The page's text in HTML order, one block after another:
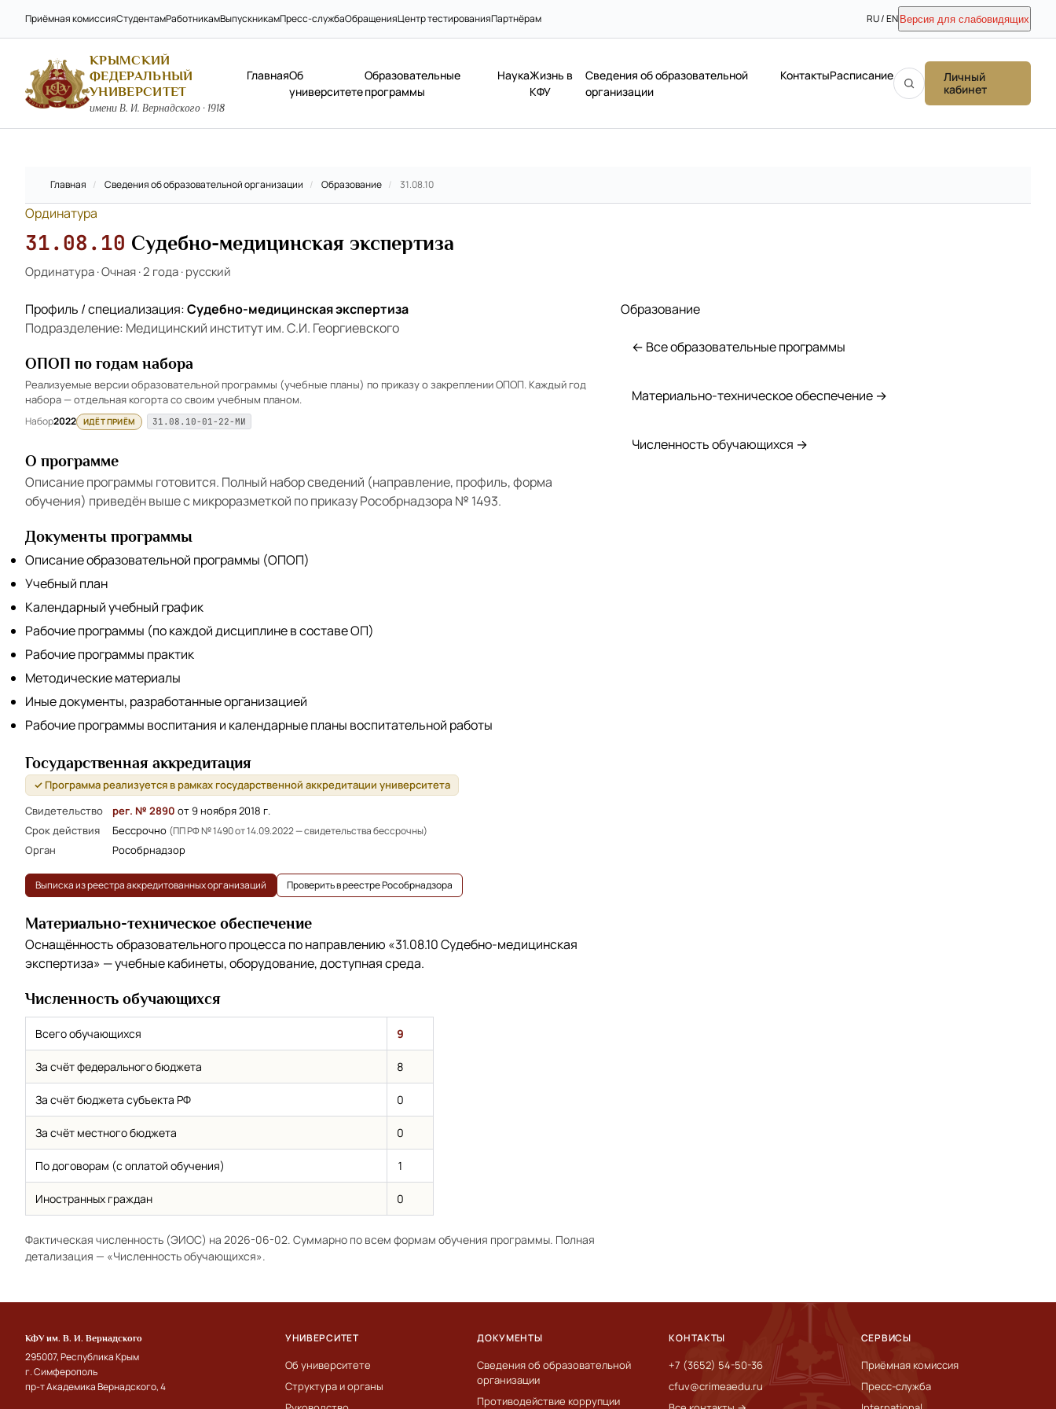
Приёмная комиссияСтудентамРаботникамВыпускникамПресс-службаОбращенияЦентр тестированияПартнёрам RU / EN Версия для слабовидящих
КРЫМСКИЙ
ФЕДЕРАЛЬНЫЙ
УНИВЕРСИТЕТ
имени В. И. Вернадского · 1918
ГлавнаяОб
университете
Образовательные
программы
НаукаЖизнь в
КФУ
Сведения об образовательной
организации
КонтактыРасписание
Личный
кабинет
Главная / Сведения об образовательной организации / Образование / 31.08.10
Ординатура
31.08.10 Судебно-медицинская экспертиза
Ординатура·Очная·2 года·русский
Профиль / специализация:Судебно-медицинская экспертиза
Подразделение: Медицинский институт им. С.И. Георгиевского
ОПОП по годам набора
Реализуемые версии образовательной программы (учебные планы) по приказу о закреплении ОПОП. Каждый год
набора — отдельная когорта со своим учебным планом.
Набор2022 ИДЁТ ПРИЁМ 31.08.10-01-22-МИ
О программе
Описание программы готовится. Полный набор сведений (направление, профиль, форма
обучения) приведён выше с микроразметкой по приказу Рособрнадзора № 1493.
Документы программы
Описание образовательной программы (ОПОП)
Учебный план
Календарный учебный график
Рабочие программы (по каждой дисциплине в составе ОП)
Рабочие программы практик
Методические материалы
Иные документы, разработанные организацией
Рабочие программы воспитания и календарные планы воспитательной работы
Государственная аккредитация
✓ Программа реализуется в рамках государственной аккредитации университета
Свидетельство
рег. № 2890 от 9 ноября 2018 г.
Срок действия
Бессрочно (ПП РФ № 1490 от 14.09.2022 — свидетельства бессрочны)
Орган Рособрнадзор
Выписка из реестра аккредитованных организаций Проверить в реестре Рособрнадзора
Материально-техническое обеспечение
Оснащённость образовательного процесса по направлению «31.08.10 Судебно-медицинская
экспертиза» — учебные кабинеты, оборудование, доступная среда.
Численность обучающихся
Всего обучающихся 9
За счёт федерального бюджета 8
За счёт бюджета субъекта РФ 0
За счёт местного бюджета 0
По договорам (с оплатой обучения) 1
Иностранных граждан 0
Фактическая численность (ЭИОС) на 2026-06-02. Суммарно по всем формам обучения программы. Полная
детализация — «Численность обучающихся».
Образование
← Все образовательные программы
Материально-техническое обеспечение →
Численность обучающихся →
КФУ им. В. И. Вернадского
295007, Республика Крым
г. Симферополь
пр-т Академика Вернадского, 4
УНИВЕРСИТЕТ
Об университете
Структура и органы
ДОКУМЕНТЫ
Сведения об образовательной
организации
Противодействие коррупции
КОНТАКТЫ
+7 (3652) 54-50-36
cfuv@crimeaedu.ru
СЕРВИСЫ
Приёмная комиссия
Пресс-служба